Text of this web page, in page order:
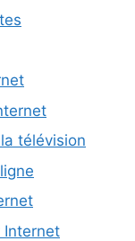
télévision
Internet